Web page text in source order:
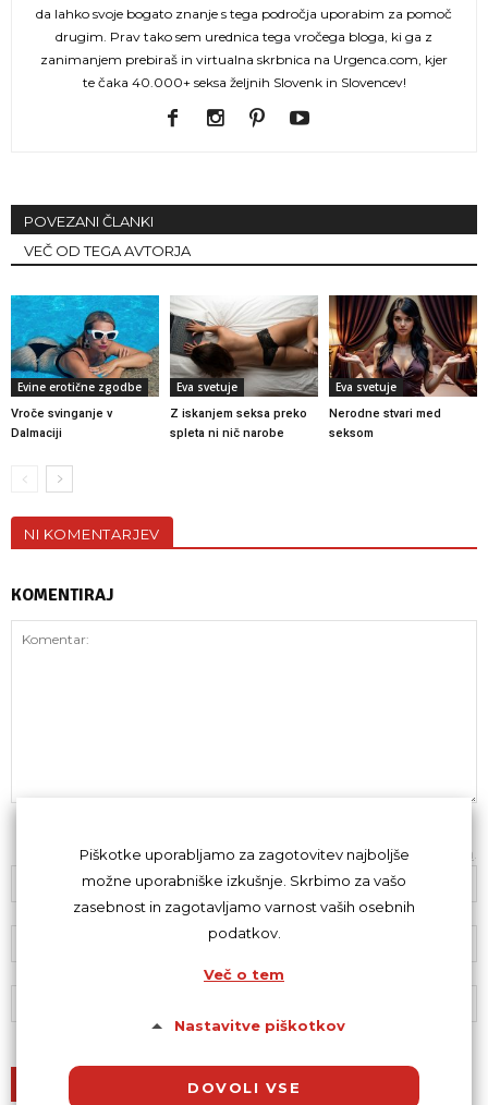
da lahko svoje bogato znanje s tega področja uporabim za pomoč
drugim. Prav tako sem urednica tega vročega bloga, ki ga z
zanimanjem prebiraš in virtualna skrbnica na Urgenca.com, kjer
te čaka 40.000+ seksa željnih Slovenk in Slovencev!
POVEZANI ČLANKI
VEČ OD TEGA AVTORJA
Evine erotične zgodbe
Vroče svinganje v
Dalmaciji
Eva svetuje
Z iskanjem seksa preko
spleta ni nič narobe
Eva svetuje
Nerodne stvari med
seksom
NI KOMENTARJEV
KOMENTIRAJ
Z oddajo komentarja se strinjaš skodeksom komentiranja.
Piškotke uporabljamo za zagotovitev najboljše
možne uporabniške izkušnje. Skrbimo za vašo
zasebnost in zagotavljamo varnost vaših osebnih
podatkov.
Več o tem
Nastavitve piškotkov
DOVOLI VSE